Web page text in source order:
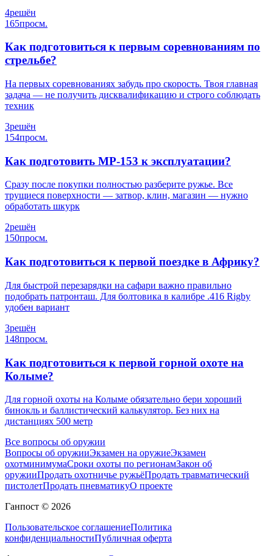
4решён
165просм.
Как подготовиться к первым соревнованиям по
стрельбе?
На первых соревнованиях забудь про скорость. Твоя главная
задача — не получить дисквалификацию и строго соблюдать
техник
3решён
154просм.
Как подготовить МР-153 к эксплуатации?
Сразу после покупки полностью разберите ружье. Все
трущиеся поверхности — затвор, клин, магазин — нужно
обработать шкурк
2решён
150просм.
Как подготовиться к первой поездке в Африку?
Для быстрой перезарядки на сафари важно правильно
подобрать патронташ. Для болтовика в калибре .416 Rigby
удобен вариант
3решён
148просм.
Как подготовиться к первой горной охоте на
Колыме?
Для горной охоты на Колыме обязательно бери хороший
бинокль и баллистический калькулятор. Без них на
дистанциях 500 метр
Все вопросы об оружии
Вопросы об оружииЭкзамен на оружиеЭкзамен
охотминимумаСроки охоты по регионамЗакон об
оружииПродать охотничье ружьёПродать травматический
пистолетПродать пневматикуО проекте
Ганпост © 2026
Пользовательское соглашениеПолитика
конфиденциальностиПубличная оферта